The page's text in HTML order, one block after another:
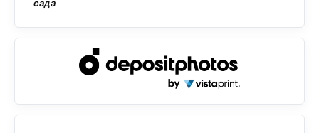
сада